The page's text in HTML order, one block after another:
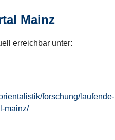
Mainz
erreichbar unter:
forschung/laufende-
mainz/